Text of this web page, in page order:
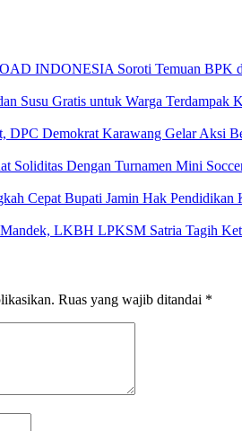
INDONESIA Soroti Temuan BPK
Susu Gratis untuk Warga Terdampak
DPC Demokrat Karawang Gelar Aksi
Soliditas Dengan Turnamen Mini
Cepat Bupati Jamin Hak Pendidikan
LKBH LPKSM Satria Tagih
Ruas yang wajib ditandai *